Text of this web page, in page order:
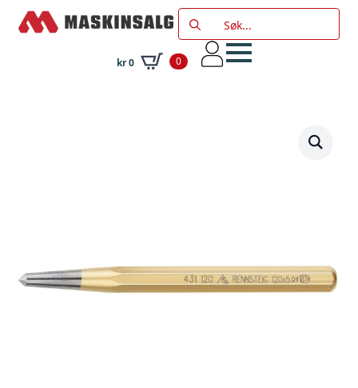
Search
for:
kr0 0